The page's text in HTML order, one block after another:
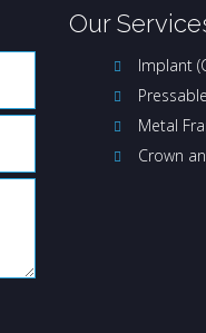
Our
Implant
Metal
Crown